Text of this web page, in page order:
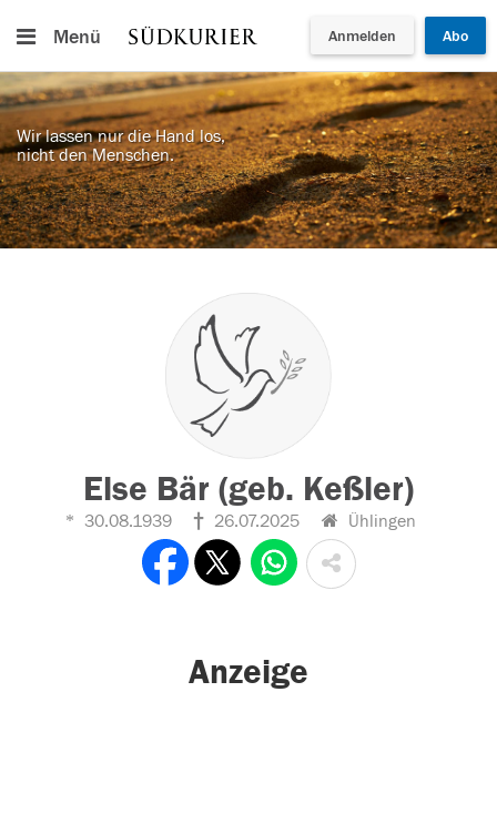
Menü Anmelden Abo
Wir lassen nur die Hand los,
nicht den Menschen.
Else Bär (geb. Keßler)
30.08.1939 26.07.2025 Ühlingen
Anzeige